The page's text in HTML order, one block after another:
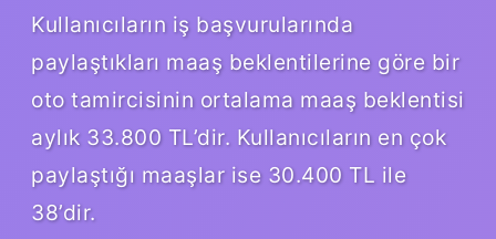
Kullanıcıların iş başvurularında
paylaştıkları maaş beklentilerine göre bir
oto tamircisinin ortalama maaş beklentisi
aylık 33.800 TL’dir. Kullanıcıların en çok
paylaştığı maaşlar ise 30.400 TL ile
38’dir.